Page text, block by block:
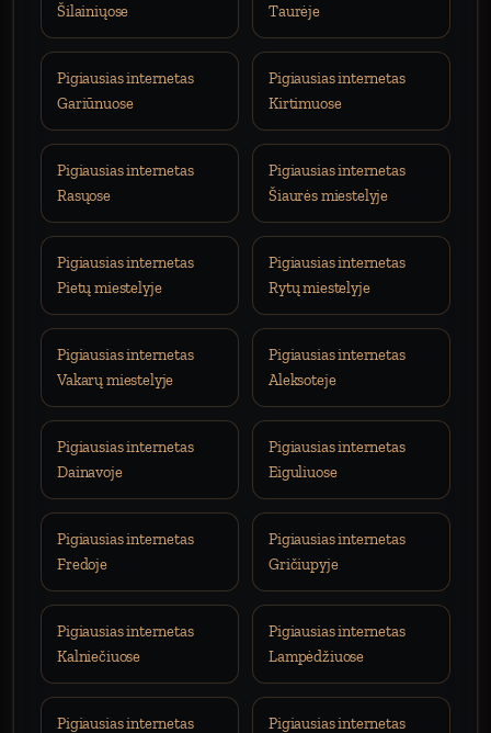
Šilainiųose
Taurėje
Pigiausias internetas
Gariūnuose
Pigiausias internetas
Kirtimuose
Pigiausias internetas
Rasųose
Pigiausias internetas
Šiaurės miestelyje
Pigiausias internetas
Pietų miestelyje
Pigiausias internetas
Rytų miestelyje
Pigiausias internetas
Vakarų miestelyje
Pigiausias internetas
Aleksoteje
Pigiausias internetas
Dainavoje
Pigiausias internetas
Eiguliuose
Pigiausias internetas
Fredoje
Pigiausias internetas
Gričiupyje
Pigiausias internetas
Kalniečiuose
Pigiausias internetas
Lampėdžiuose
Pigiausias internetas
Pigiausias internetas